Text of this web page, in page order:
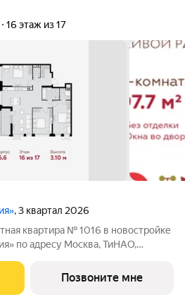
16 этаж из 17
, 3 квартал 2026
квартира № 1016 в новостройке
по адресу Москва, ТиНАО,
Новомосковский
Общая
Позвоните мне